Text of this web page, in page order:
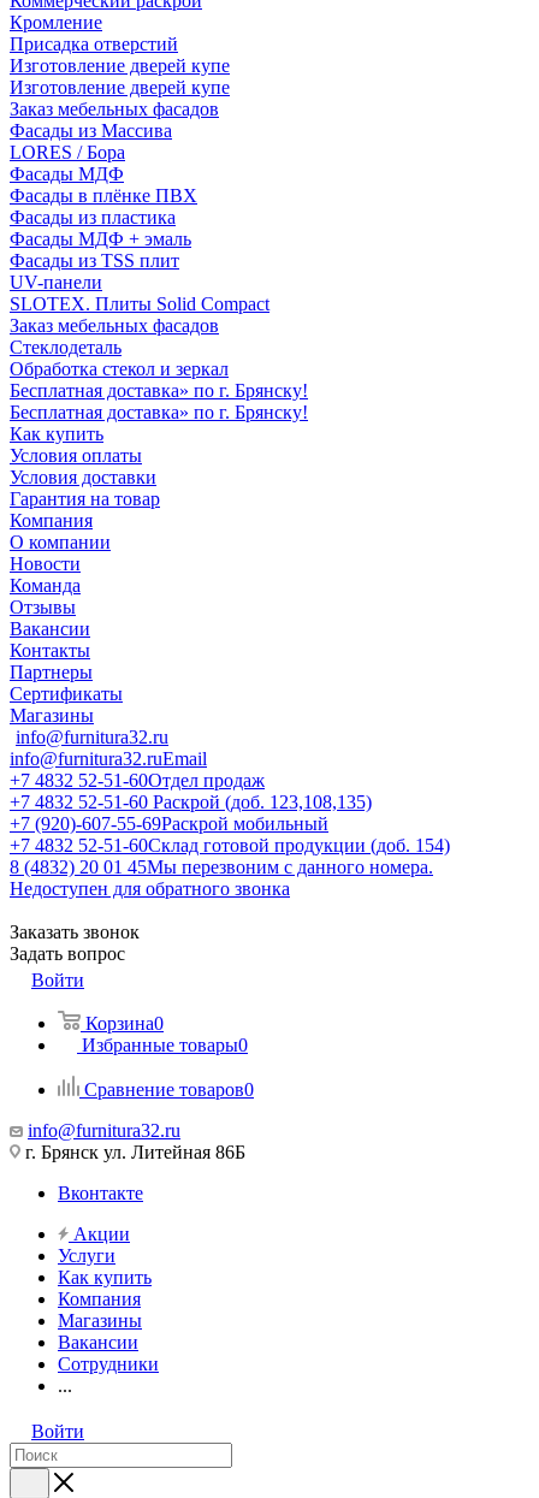
Кромление
Присадка отверстий
Изготовление дверей купе
Изготовление дверей купе
Заказ мебельных фасадов
Фасады из Массива
LORES / Бора
Фасады МДФ
Фасады в плёнке ПВХ
Фасады из пластика
Фасады МДФ + эмаль
Фасады из TSS плит
UV-панели
SLOTEX. Плиты Solid Compact
Заказ мебельных фасадов
Стеклодеталь
Обработка стекол и зеркал
Бесплатная доставка» по г. Брянску!
Бесплатная доставка» по г. Брянску!
Как купить
Условия оплаты
Условия доставки
Гарантия на товар
Компания
О компании
Новости
Команда
Отзывы
Вакансии
Контакты
Партнеры
Сертификаты
Магазины
info@furnitura32.ru
info@furnitura32.ruEmail
+7 4832 52-51-60Отдел продаж
+7 4832 52-51-60 Раскрой (доб. 123,108,135)
+7 (920)-607-55-69Раскрой мобильный
+7 4832 52-51-60Склад готовой продукции (доб. 154)
8 (4832) 20 01 45Мы перезвоним с данного номера.
Недоступен для обратного звонка
Заказать звонок
Задать вопрос
Войти
Корзина0
Избранные товары0
Сравнение товаров0
info@furnitura32.ru
г. Брянск ул. Литейная 86Б
Вконтакте
Акции
Услуги
Как купить
Компания
Магазины
Вакансии
Сотрудники
...
Войти